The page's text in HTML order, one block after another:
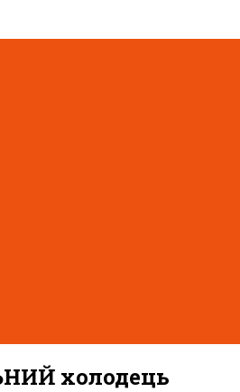
холодець